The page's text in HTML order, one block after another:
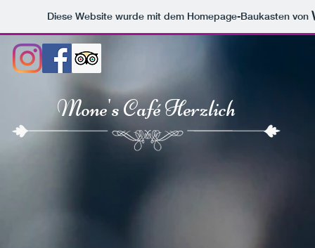
Diese Website wurde mit dem Homepage-Baukasten von
Mone's Café Herzlich